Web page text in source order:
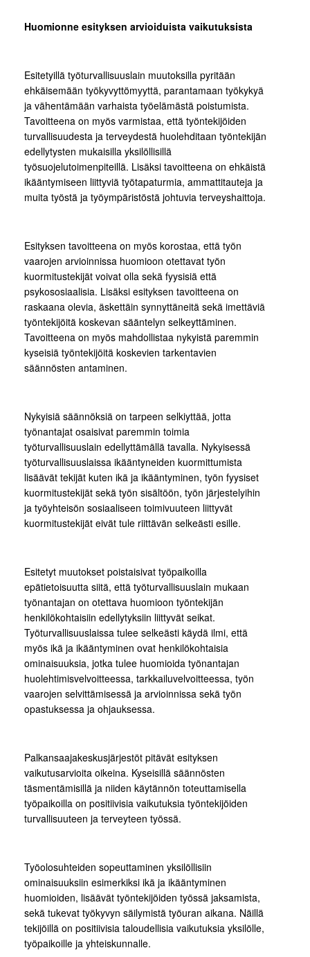
Huomionne esityksen arvioiduista vaikutuksista
Esitetyillä työturvallisuuslain muutoksilla pyritään
ehkäisemään työkyvyttömyyttä, parantamaan työkykyä
ja vähentämään varhaista työelämästä poistumista.
Tavoitteena on myös varmistaa, että työntekijöiden
turvallisuudesta ja terveydestä huolehditaan työntekijän
edellytysten mukaisilla yksilöllisillä
työsuojelutoimenpiteillä. Lisäksi tavoitteena on ehkäistä
ikääntymiseen liittyviä työtapaturmia, ammattitauteja ja
muita työstä ja työympäristöstä johtuvia terveyshaittoja.
Esityksen tavoitteena on myös korostaa, että työn
vaarojen arvioinnissa huomioon otettavat työn
kuormitustekijät voivat olla sekä fyysisiä että
psykososiaalisia. Lisäksi esityksen tavoitteena on
raskaana olevia, äskettäin synnyttäneitä sekä imettäviä
työntekijöitä koskevan sääntelyn selkeyttäminen.
Tavoitteena on myös mahdollistaa nykyistä paremmin
kyseisiä työntekijöitä koskevien tarkentavien
säännösten antaminen.
Nykyisiä säännöksiä on tarpeen selkiyttää, jotta
työnantajat osaisivat paremmin toimia
työturvallisuuslain edellyttämällä tavalla. Nykyisessä
työturvallisuuslaissa ikääntyneiden kuormittumista
lisäävät tekijät kuten ikä ja ikääntyminen, työn fyysiset
kuormitustekijät sekä työn sisältöön, työn järjestelyihin
ja työyhteisön sosiaaliseen toimivuuteen liittyvät
kuormitustekijät eivät tule riittävän selkeästi esille.
Esitetyt muutokset poistaisivat työpaikoilla
epätietoisuutta siitä, että työturvallisuuslain mukaan
työnantajan on otettava huomioon työntekijän
henkilökohtaisiin edellytyksiin liittyvät seikat.
Työturvallisuuslaissa tulee selkeästi käydä ilmi, että
myös ikä ja ikääntyminen ovat henkilökohtaisia
ominaisuuksia, jotka tulee huomioida työnantajan
huolehtimisvelvoitteessa, tarkkailuvelvoitteessa, työn
vaarojen selvittämisessä ja arvioinnissa sekä työn
opastuksessa ja ohjauksessa.
Palkansaajakeskusjärjestöt pitävät esityksen
vaikutusarvioita oikeina. Kyseisillä säännösten
täsmentämisillä ja niiden käytännön toteuttamisella
työpaikoilla on positiivisia vaikutuksia työntekijöiden
turvallisuuteen ja terveyteen työssä.
Työolosuhteiden sopeuttaminen yksilöllisiin
ominaisuuksiin esimerkiksi ikä ja ikääntyminen
huomioiden, lisäävät työntekijöiden työssä jaksamista,
sekä tukevat työkyvyn säilymistä työuran aikana. Näillä
tekijöillä on positiivisia taloudellisia vaikutuksia yksilölle,
työpaikoille ja yhteiskunnalle.